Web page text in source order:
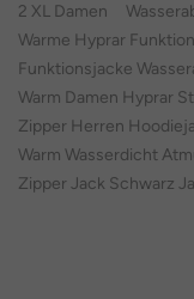
2 XL Damen
Warme Hyprar
Funktionsjacke
Warm Damen Hyprar
Zipper Herren
Warm Wasserdicht
Zipper Jack Schwarz